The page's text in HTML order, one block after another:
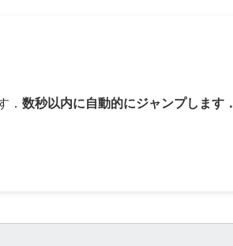
． 数秒以内に自動的にジャンプします．